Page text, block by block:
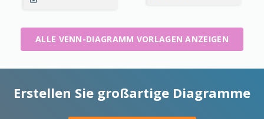
ALLE VENN-DIAGRAMM VORLAGEN ANZEIGEN
Erstellen Sie großartige Diagramme